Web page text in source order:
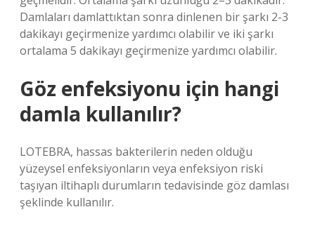
Damlaları damlattıktan sonra dinlenen bir şarkı 2-3
dakikayı geçirmenize yardımcı olabilir ve iki şarkı
ortalama 5 dakikayı geçirmenize yardımcı olabilir.
Göz enfeksiyonu için hangi
damla kullanılır?
LOTEBRA, hassas bakterilerin neden olduğu
yüzeysel enfeksiyonların veya enfeksiyon riski
taşıyan iltihaplı durumların tedavisinde göz damlası
şeklinde kullanılır.